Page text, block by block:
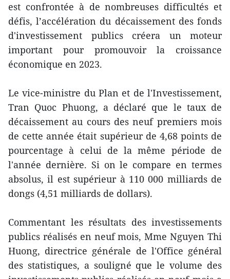
est confrontée à de nombreuses difficultés et
défis, l’accélération du décaissement des fonds
d'investissement publics créera un moteur
important pour promouvoir la croissance
économique en 2023.
Le vice-ministre du Plan et de l'Investissement,
Tran Quoc Phuong, a déclaré que le taux de
décaissement au cours des neuf premiers mois
de cette année était supérieur de 4,68 points de
pourcentage à celui de la même période de
l'année dernière. Si on le compare en termes
absolus, il est supérieur à 110 000 milliards de
dongs (4,51 milliards de dollars).
Commentant les résultats des investissements
publics réalisés en neuf mois, Mme Nguyen Thi
Huong, directrice générale de l'Office général
des statistiques, a souligné que le volume des